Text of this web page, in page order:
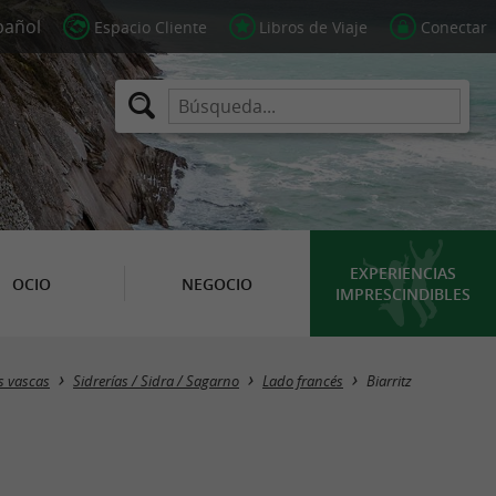
Espacio Cliente Libros de Viaje Conectar
OCIO NEGOCIO
EXPERIENCIAS
IMPRESCINDIBLES
Masquer la carte
vascas Sidrerías / Sidra / Sagarno Lado francés Biarritz